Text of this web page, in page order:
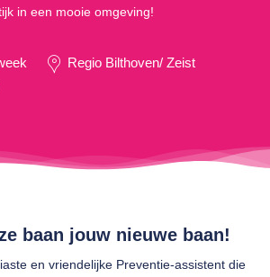
in een mooie omgeving!
Regio Bilthoven/ Zeist
baan jouw nieuwe baan!
en vriendelijke Preventie-assistent die